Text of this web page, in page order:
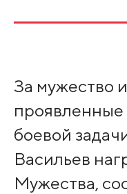
За мужество
проявленные
боевой
Васильев
Мужества,